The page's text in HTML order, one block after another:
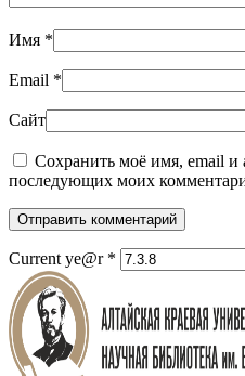
Имя *
Email *
Сайт
Сохранить моё имя, email и
последующих моих
Отправить комментарий
Current ye@r *